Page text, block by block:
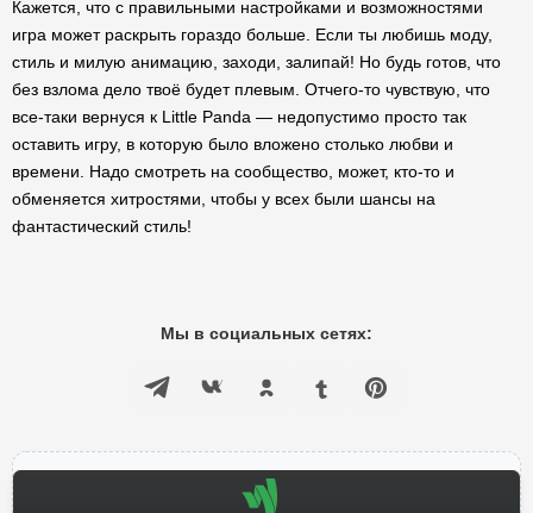
Кажется, что с правильными настройками и возможностями
игра может раскрыть гораздо больше. Если ты любишь моду,
стиль и милую анимацию, заходи, залипай! Но будь готов, что
без взлома дело твоё будет плевым. Отчего-то чувствую, что
все-таки вернуся к Little Panda — недопустимо просто так
оставить игру, в которую было вложено столько любви и
времени. Надо смотреть на сообщество, может, кто-то и
обменяется хитростями, чтобы у всех были шансы на
фантастический стиль!
Мы в социальных сетях: